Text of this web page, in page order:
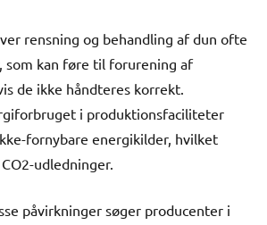
rensning og behandling af dun ofte
som kan føre til forurening af
de ikke håndteres korrekt.
i produktionsfaciliteter
fornybare energikilder, hvilket
udledninger.
påvirkninger søger producenter i